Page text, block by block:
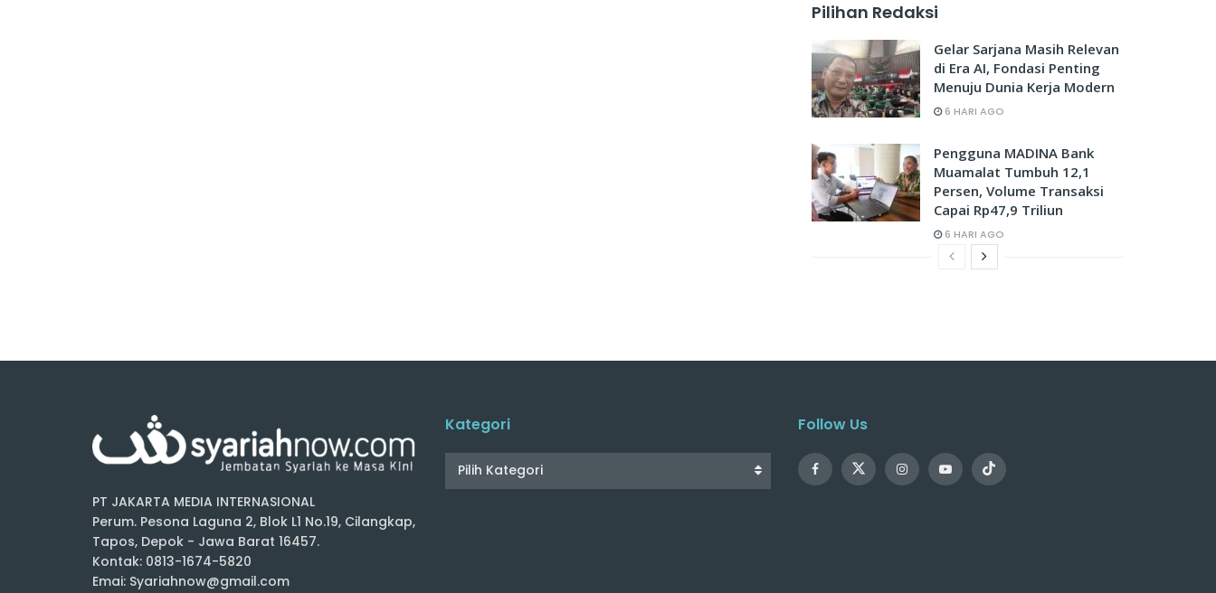
Pilihan Redaksi
Gelar Sarjana Masih Relevan
di Era AI, Fondasi Penting
Menuju Dunia Kerja Modern
6 HARI AGO
Pengguna MADINA Bank
Muamalat Tumbuh 12,1
Persen, Volume Transaksi
Capai Rp47,9 Triliun
6 HARI AGO
PT JAKARTA MEDIA INTERNASIONAL
Perum. Pesona Laguna 2, Blok L1 No.19, Cilangkap,
Tapos, Depok - Jawa Barat 16457.
Kontak: 0813-1674-5820
Emai: Syariahnow@gmail.com
Kategori
Pilih Kategori
Follow Us